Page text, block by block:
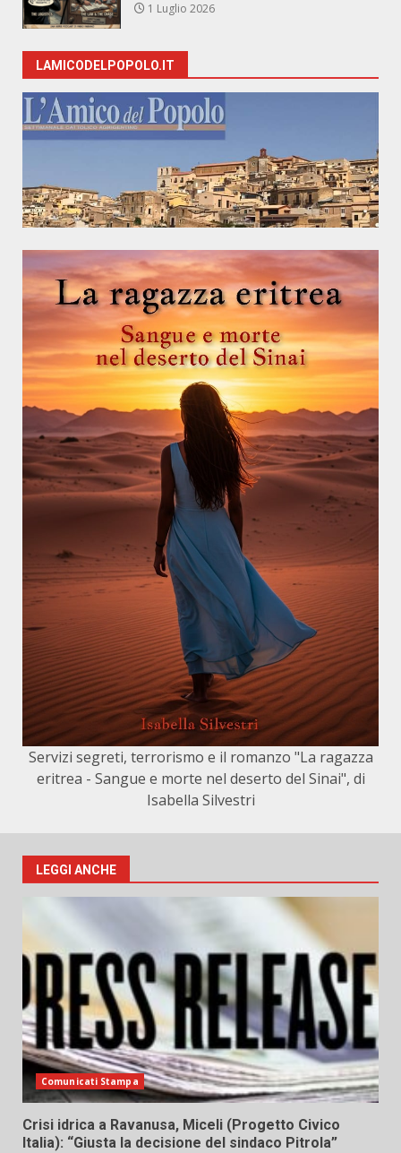
1 Luglio 2026
LAMICODELPOPOLO.IT
Servizi segreti, terrorismo e il romanzo "La ragazza
eritrea - Sangue e morte nel deserto del Sinai", di
Isabella Silvestri
LEGGI ANCHE
Comunicati Stampa
Crisi idrica a Ravanusa, Miceli (Progetto Civico
Italia): “Giusta la decisione del sindaco Pitrola”